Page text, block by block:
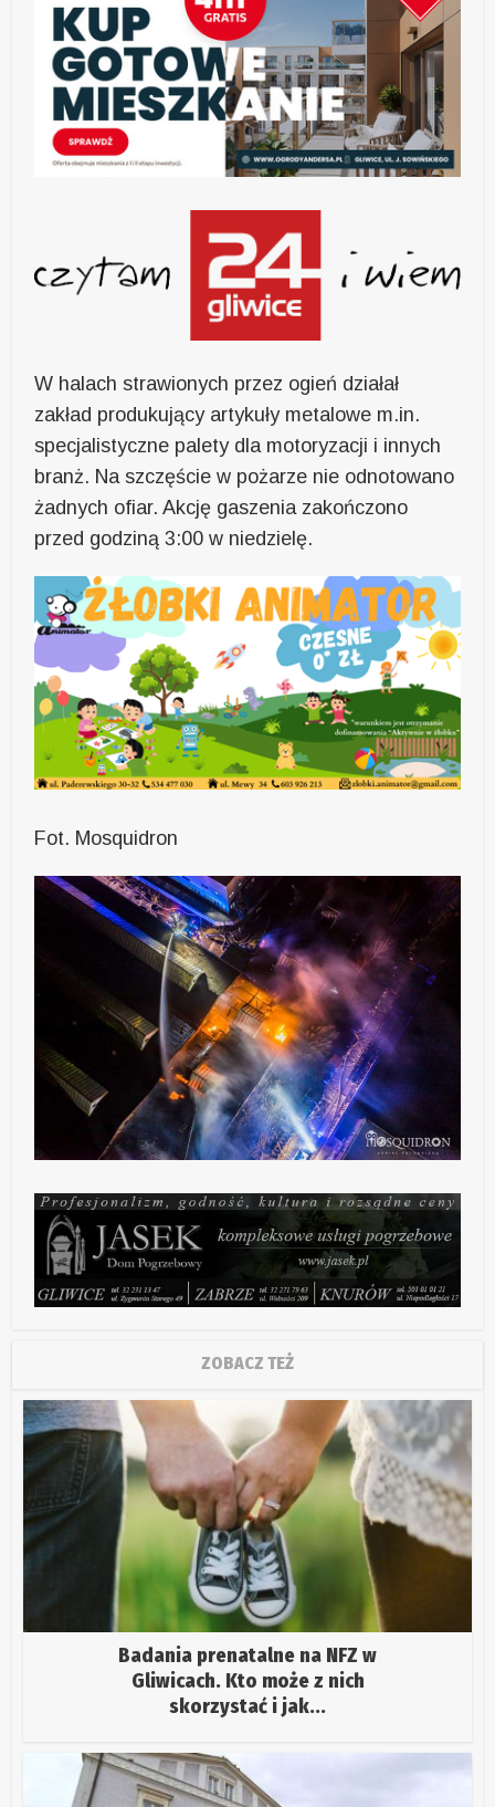
W halach strawionych przez ogień działał
zakład produkujący artykuły metalowe m.in.
specjalistyczne palety dla motoryzacji i innych
branż. Na szczęście w pożarze nie odnotowano
żadnych ofiar. Akcję gaszenia zakończono
przed godziną 3:00 w niedzielę.
Fot. Mosquidron
ZOBACZ TEŻ
Badania prenatalne na NFZ w
Gliwicach. Kto może z nich
skorzystać i jak...